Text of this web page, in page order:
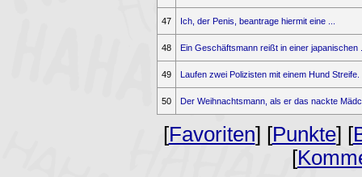
47 Ich, der Penis, beantrage hiermit eine ...
48 Ein Geschäftsmann reißt in einer japanischen
49 Laufen zwei Polizisten mit einem Hund Streife.
50 Der Weihnachtsmann, als er das nackte
[Favoriten] [Punkte] [
[